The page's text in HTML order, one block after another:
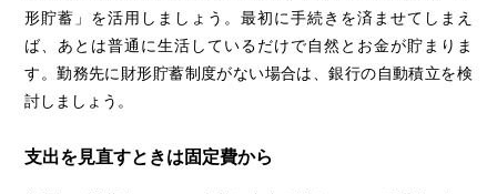
形貯蓄」を活用しましょう。最初に手続きを済ませてしまえ
ば、あとは普通に生活しているだけで自然とお金が貯まりま
す。勤務先に財形貯蓄制度がない場合は、銀行の自動積立を検
討しましょう。
支出を見直すときは固定費から